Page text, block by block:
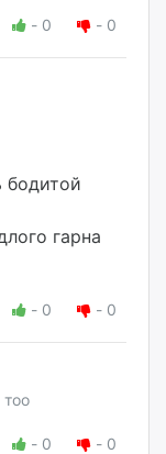
- 0 - 0
бодитой
гарна
- 0 - 0
- 0 - 0